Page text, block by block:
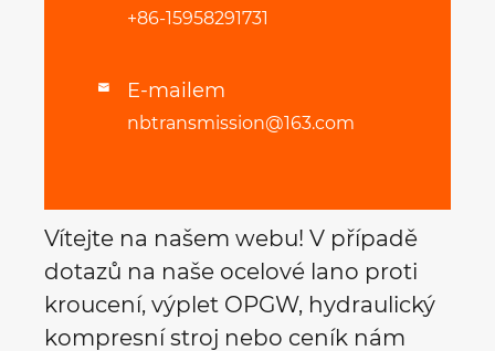
+86-15958291731
 E-mailem
nbtransmission@163.com
Vítejte na našem webu! V případě
dotazů na naše ocelové lano proti
kroucení, výplet OPGW, hydraulický
kompresní stroj nebo ceník nám